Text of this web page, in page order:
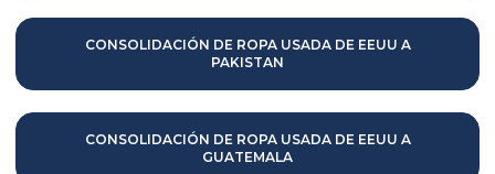
CONSOLIDACIÓN DE ROPA USADA DE EEUU A
PAKISTAN
CONSOLIDACIÓN DE ROPA USADA DE EEUU A
GUATEMALA